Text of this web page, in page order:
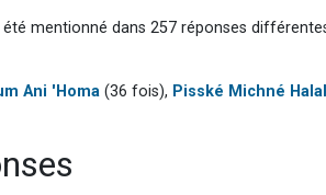
été mentionné dans 257 réponses
Ani 'Homa (36 fois), Pisské Michné